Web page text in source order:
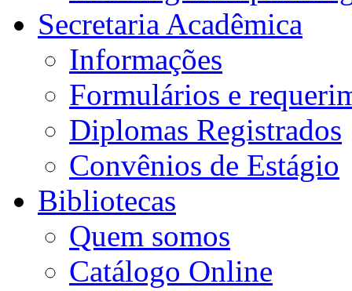
Secretaria Acadêmica
Informações
Formulários e
Diplomas Registrados
Convênios de Estágio
Bibliotecas
Quem somos
Catálogo Online